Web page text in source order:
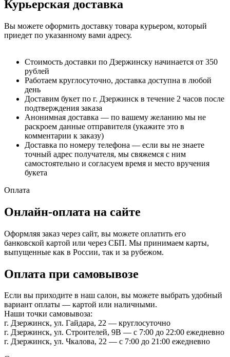
Курьерская доставка
Вы можете оформить доставку товара курьером, который
приедет по указанному вами адресу.
Стоимость доставки по Дзержинску начинается от 350
рублей
Работаем круглосуточно, доставка доступна в любой
день
Доставим букет по г. Дзержинск в течение 2 часов после
подтверждения заказа
Анонимная доставка — по вашему желанию мы не
раскроем данные отправителя (укажите это в
комментарии к заказу)
Доставка по номеру телефона — если вы не знаете
точный адрес получателя, мы свяжемся с ним
самостоятельно и согласуем время и место вручения
букета
Оплата
Онлайн-оплата на сайте
Оформляя заказ через сайт, вы можете оплатить его
банковской картой или через СБП. Мы принимаем карты,
выпущенные как в России, так и за рубежом.
Оплата при самовывозе
Если вы приходите в наш салон, вы можете выбрать удобный
вариант оплаты — картой или наличными.
Наши точки самовывоза:
г. Дзержинск, ул. Гайдара, 22 — круглосуточно
г. Дзержинск, ул. Строителей, 9В — с 7:00 до 22:00 ежедневно
г. Дзержинск, ул. Чкалова, 22 — с 7:00 до 21:00 ежедневно